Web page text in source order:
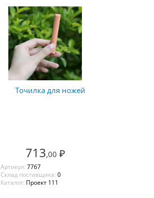
Точилка для ножей
713,00 ₽
Артикул: 7767
Склад поставщика: 0
Каталог: Проект 111